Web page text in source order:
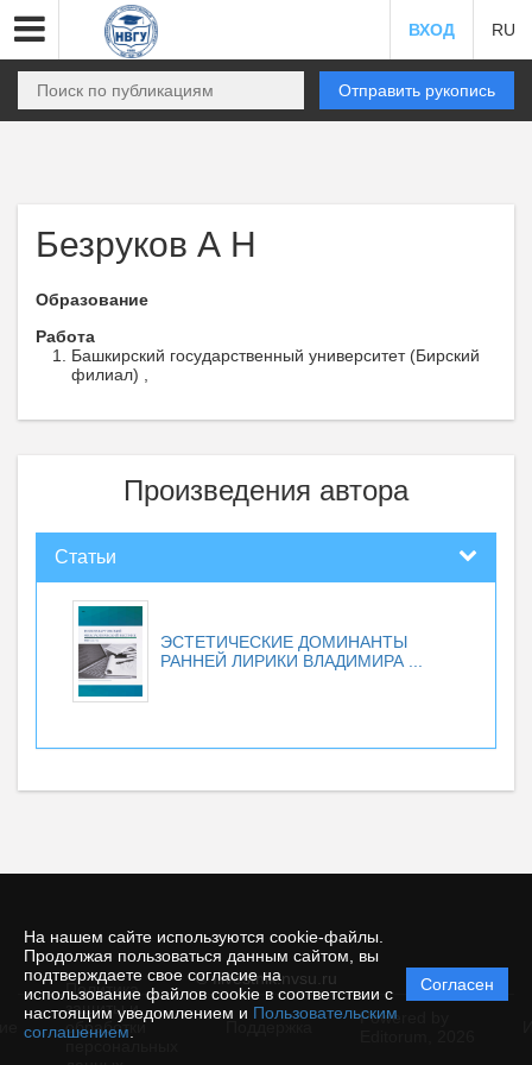
На нашем сайте используются cookie-файлы.
Продолжая пользоваться данным сайтом, вы
подтверждаете свое согласие на
использование файлов cookie в соответствии с
настоящим уведомлением и Пользовательским
соглашением
Согласен
ВХОД RU
Отправить рукопись
Безруков А Н
Образование
Работа
Башкирский государственный университет (Бирский
филиал) ,
Произведения автора
Статьи
ЭСТЕТИЧЕСКИЕ ДОМИНАНТЫ
РАННЕЙ ЛИРИКИ ВЛАДИМИРА ...
© filvestnik.nvsu.ru
Политика
защиты и
обработки
Powered by